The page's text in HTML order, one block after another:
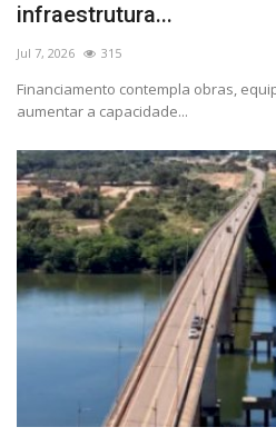
infraestrutura...
Jul 7, 2026 315
Financiamento contempla obras,
aumentar a capacidade...